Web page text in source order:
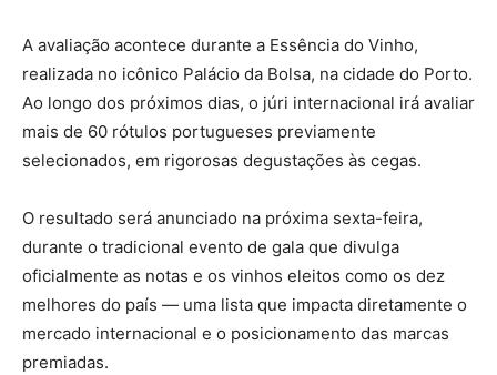
A avaliação acontece durante a Essência do Vinho,
realizada no icônico Palácio da Bolsa, na cidade do Porto.
Ao longo dos próximos dias, o júri internacional irá avaliar
mais de 60 rótulos portugueses previamente
selecionados, em rigorosas degustações às cegas.
O resultado será anunciado na próxima sexta-feira,
durante o tradicional evento de gala que divulga
oficialmente as notas e os vinhos eleitos como os dez
melhores do país — uma lista que impacta diretamente o
mercado internacional e o posicionamento das marcas
premiadas.